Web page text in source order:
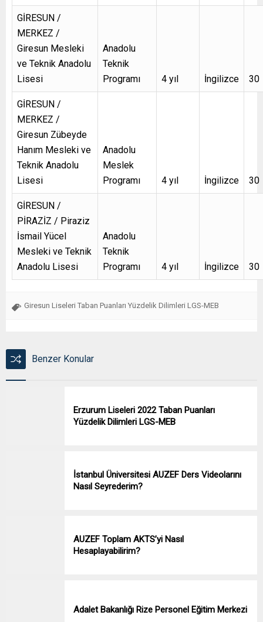
GİRESUN /
MERKEZ /
Giresun Mesleki
ve Teknik Anadolu
Lisesi
Anadolu
Teknik
Programı
4 yıl İngilizce 30
GİRESUN /
MERKEZ /
Giresun Zübeyde
Hanım Mesleki ve
Teknik Anadolu
Lisesi
Anadolu
Meslek
Programı
4 yıl İngilizce 30
GİRESUN /
PİRAZİZ / Piraziz
İsmail Yücel
Mesleki ve Teknik
Anadolu Lisesi
Anadolu
Teknik
Programı
4 yıl İngilizce 30
Giresun Liseleri Taban Puanları Yüzdelik Dilimleri LGS-MEB
Benzer Konular
Erzurum Liseleri 2022 Taban Puanları
Yüzdelik Dilimleri LGS-MEB
İstanbul Üniversitesi AUZEF Ders Videolarını
Nasıl Seyrederim?
AUZEF Toplam AKTS’yi Nasıl
Hesaplayabilirim?
Adalet Bakanlığı Rize Personel Eğitim Merkezi